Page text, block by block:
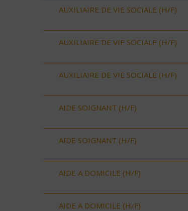
AUXILIAIRE DE VIE SOCIALE (H/F)
AUXILIAIRE DE VIE SOCIALE (H/F)
AUXILIAIRE DE VIE SOCIALE (H/F)
AIDE SOIGNANT (H/F)
AIDE SOIGNANT (H/F)
AIDE A DOMICILE (H/F)
AIDE A DOMICILE (H/F)